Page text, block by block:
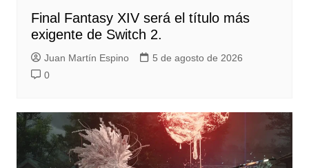
Final Fantasy XIV será el título más
exigente de Switch 2.
Juan Martín Espino
5 de agosto de 2026
0